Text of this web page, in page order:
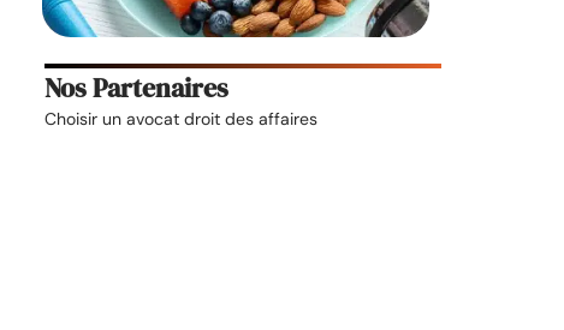
Nos Partenaires
Choisir un avocat droit des affaires